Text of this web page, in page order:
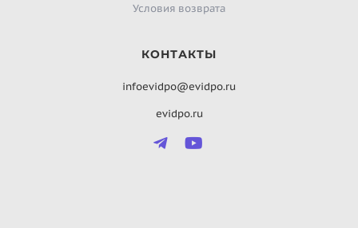
Условия возврата
КОНТАКТЫ
infoevidpo@evidpo.ru
evidpo.ru